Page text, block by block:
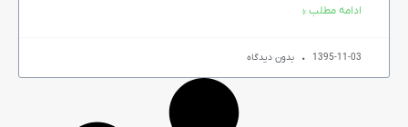
ادامه مطلب »
1395-11-03 بدون دیدگاه